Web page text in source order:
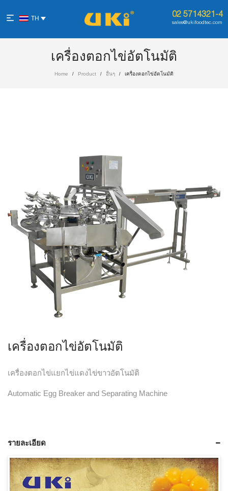
TH
02 5714321-4
sales@ukifoodtec.com
เครื่องตอกไข่อัตโนมัติ
Home / Product / อื่นๆ / เครื่องตอกไข่อัตโนมัติ
เครื่องตอกไข่อัตโนมัติ
เครื่องตอกไข่แยกไข่แดงไข่ขาวอัตโนมัติ
Automatic Egg Breaker and Separating Machine
รายละเอียด